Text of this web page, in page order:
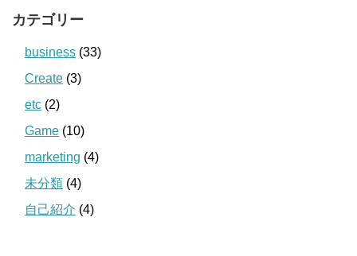
カテゴリー
business (33)
Create (3)
etc (2)
Game (10)
marketing (4)
未分類 (4)
自己紹介 (4)